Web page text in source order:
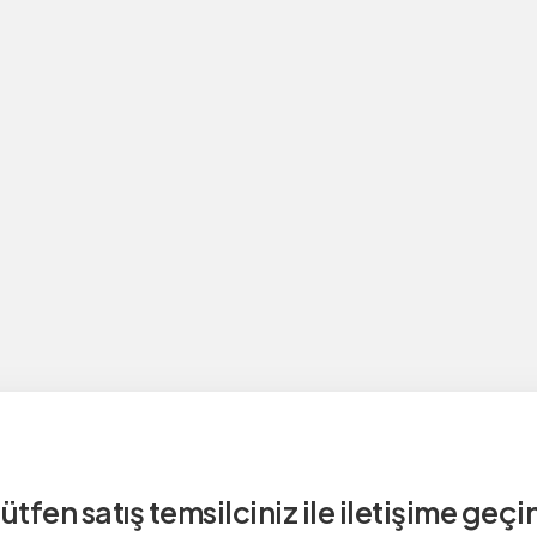
satış temsilciniz ile iletişime